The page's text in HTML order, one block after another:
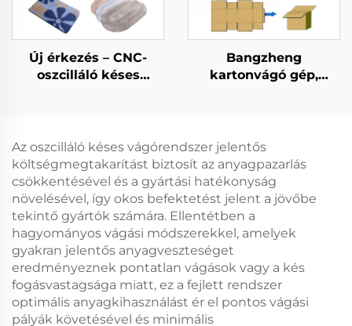
Új érkezés – CNC-
oszcilláló késes
gép
Bangzheng
kartonvágó gép,
Az oszcilláló késes vágórendszer jelentős
költségmegtakarítást biztosít az anyagpazarlás
csökkentésével és a gyártási hatékonyság
növelésével, így okos befektetést jelent a jövőbe
tekintő gyártók számára. Ellentétben a
hagyományos vágási módszerekkel, amelyek
gyakran jelentős anyagveszteséget
eredményeznek pontatlan vágások vagy a kés
fogásvastagsága miatt, ez a fejlett rendszer
optimális anyagkihasználást ér el pontos vágási
pályák követésével és minimális